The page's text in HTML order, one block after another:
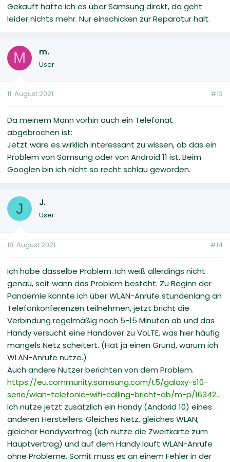
Gekauft hatte ich es über Samsung direkt, da geht
leider nichts mehr. Nur einschicken zur Reparatur halt.
M m.
User
11. August 2021 #13
Da meinem Mann vorhin auch ein Telefonat
abgebrochen ist:
Jetzt wäre es wirklich interessant zu wissen, ob das ein
Problem von Samsung oder von Android 11 ist. Beim
Googlen bin ich nicht so recht schlau geworden.
J J.
User
18. August 2021 #14
Ich habe dasselbe Problem. Ich weiß allerdings nicht
genau, seit wann das Problem besteht. Zu Beginn der
Pandemie konnte ich über WLAN-Anrufe stundenlang an
Telefonkonferenzen teilnehmen, jetzt bricht die
Verbindung regelmäßig nach 5-15 Minuten ab und das
Handy versucht eine Handover zu VoLTE, was hier häufig
mangels Netz scheitert. (Hat ja einen Grund, warum ich
WLAN-Anrufe nutze.)
Auch andere Nutzer berichten von dem Problem.
https://eu.community.samsung.com/t5/galaxy-s10-
serie/wlan-telefonie-wifi-calling-bricht-ab/m-p/16342...
Ich nutze jetzt zusätzlich ein Handy (Andorid 10) eines
anderen Herstellers. Gleiches Netz, gleiches WLAN,
gleicher Handyvertrag (ich nutze die Zweitkarte zum
Hauptvertrag) und auf dem Handy läuft WLAN-Anrufe
ohne Probleme. Somit muss es an einem Fehler in der